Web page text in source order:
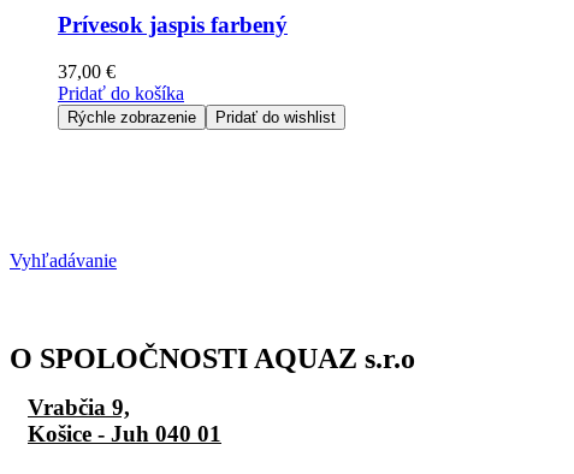
Prívesok jaspis farbený
37,00 €
Pridať do košíka
Rýchle zobrazenie Pridať do wishlist
Vyhľadávanie
O SPOLOČNOSTI AQUAZ s.r.o
Vrabčia 9,
Košice - Juh 040 01